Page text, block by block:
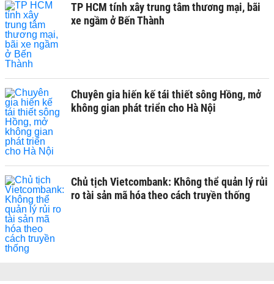
TP HCM tính xây trung tâm thương mại, bãi
xe ngầm ở Bến Thành
Chuyên gia hiến kế tái thiết sông Hồng, mở
không gian phát triển cho Hà Nội
Chủ tịch Vietcombank: Không thể quản lý rủi
ro tài sản mã hóa theo cách truyền thống